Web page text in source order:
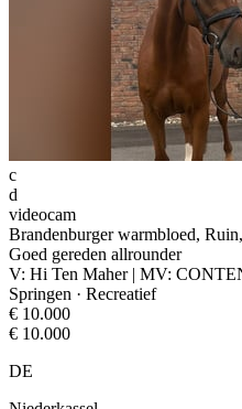
c
d
videocam
Brandenburger warmbloed,
Goed gereden allrounder
V: Hi Ten Maher | MV:
Springen · Recreatief
€ 10.000
€ 10.000
DE